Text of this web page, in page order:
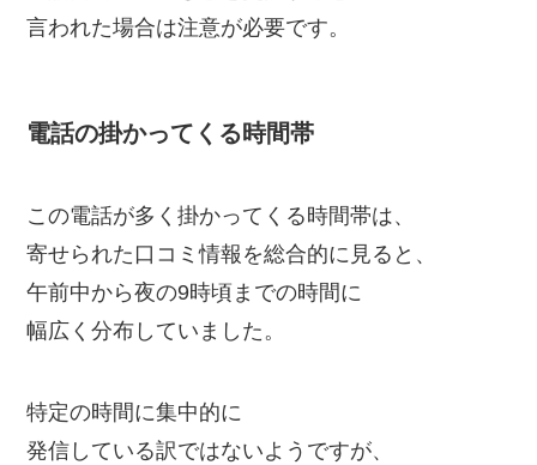
言われた場合は注意が必要です。
電話の掛かってくる時間帯
この電話が多く掛かってくる時間帯は、
寄せられた口コミ情報を総合的に見ると、
午前中から夜の9時頃までの時間に
幅広く分布していました。
特定の時間に集中的に
発信している訳ではないようですが、